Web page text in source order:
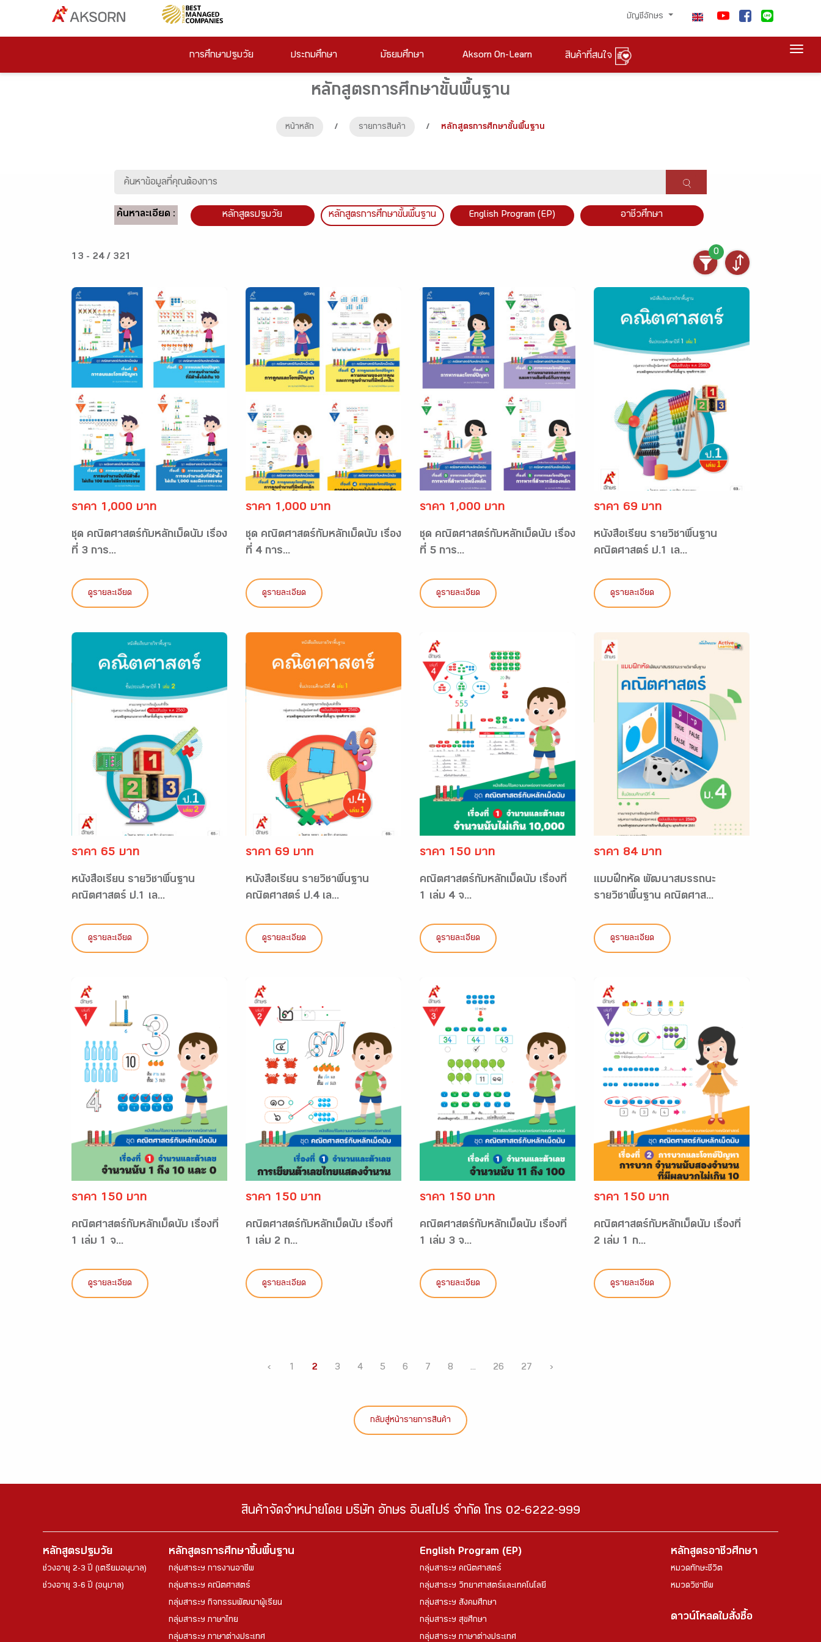
บัญชีอักษร
การศึกษาปฐมวัย ประถมศึกษา มัธยมศึกษา Aksorn On-Learn สินค้าที่สนใจ
หลักสูตรการศึกษาขั้นพื้นฐาน
หน้าหลัก / รายการสินค้า / หลักสูตรการศึกษาขั้นพื้นฐาน
ค้นหาละเอียด : หลักสูตรปฐมวัย หลักสูตรการศึกษาขั้นพื้นฐาน English Program (EP) อาชีวศึกษา
13 - 24 / 321
0
ราคา 1,000 บาท
ชุด คณิตศาสตร์กับหลักเม็ดนับ เรื่อง
ที่ 3 การ...
ดูรายละเอียด
ราคา 1,000 บาท
ชุด คณิตศาสตร์กับหลักเม็ดนับ เรื่อง
ที่ 4 การ...
ดูรายละเอียด
ราคา 1,000 บาท
ชุด คณิตศาสตร์กับหลักเม็ดนับ เรื่อง
ที่ 5 การ...
ดูรายละเอียด
ราคา 69 บาท
หนังสือเรียน รายวิชาพื้นฐาน
คณิตศาสตร์ ป.1 เล...
ดูรายละเอียด
ราคา 65 บาท
หนังสือเรียน รายวิชาพื้นฐาน
คณิตศาสตร์ ป.1 เล...
ดูรายละเอียด
ราคา 69 บาท
หนังสือเรียน รายวิชาพื้นฐาน
คณิตศาสตร์ ป.4 เล...
ดูรายละเอียด
ราคา 150 บาท
คณิตศาสตร์กับหลักเม็ดนับ เรื่องที่
1 เล่ม 4 จ...
ดูรายละเอียด
ราคา 84 บาท
แบบฝึกหัด พัฒนาสมรรถนะ
รายวิชาพื้นฐาน คณิตศาส...
ดูรายละเอียด
ราคา 150 บาท
คณิตศาสตร์กับหลักเม็ดนับ เรื่องที่
1 เล่ม 1 จ...
ดูรายละเอียด
ราคา 150 บาท
คณิตศาสตร์กับหลักเม็ดนับ เรื่องที่
1 เล่ม 2 ก...
ดูรายละเอียด
ราคา 150 บาท
คณิตศาสตร์กับหลักเม็ดนับ เรื่องที่
1 เล่ม 3 จ...
ดูรายละเอียด
ราคา 150 บาท
คณิตศาสตร์กับหลักเม็ดนับ เรื่องที่
2 เล่ม 1 ก...
ดูรายละเอียด
‹ 1 2 3 4 5 6 7 8 ... 26 27 ›
กลับสู่หน้ารายการสินค้า
สินค้าจัดจำหน่ายโดย บริษัท อักษร อินสไปร์ จำกัด โทร 02-6222-999
หลักสูตรปฐมวัย
ช่วงอายุ 2-3 ปี (เตรียมอนุบาล)
ช่วงอายุ 3-6 ปี (อนุบาล)
หลักสูตรการศึกษาขึ้นพื้นฐาน
กลุ่มสาระฯ การงานอาชีพ
กลุ่มสาระฯ คณิตศาสตร์
กลุ่มสาระฯ กิจกรรมพัฒนาผู้เรียน
กลุ่มสาระฯ ภาษาไทย
กลุ่มสาระฯ ภาษาต่างประเทศ
English Program (EP)
กลุ่มสาระฯ คณิตศาสตร์
กลุ่มสาระฯ วิทยาศาสตร์และเทคโนโลยี
กลุ่มสาระฯ สังคมศึกษา
กลุ่มสาระฯ สุขศึกษา
กลุ่มสาระฯ ภาษาต่างประเทศ
หลักสูตรอาชีวศึกษา
หมวดทักษะชีวิต
หมวดวิชาชีพ
ดาวน์โหลดใบสั่งซื้อ